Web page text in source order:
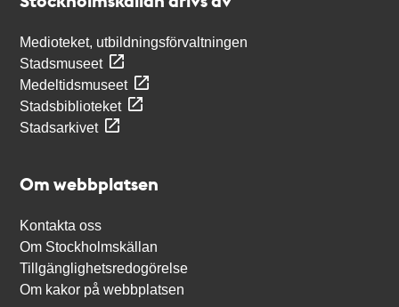
Medioteket, utbildningsförvaltningen
Stadsmuseet
Medeltidsmuseet
Stadsbiblioteket
Stadsarkivet
Om webbplatsen
Kontakta oss
Om Stockholmskällan
Tillgänglighetsredogörelse
Om kakor på webbplatsen